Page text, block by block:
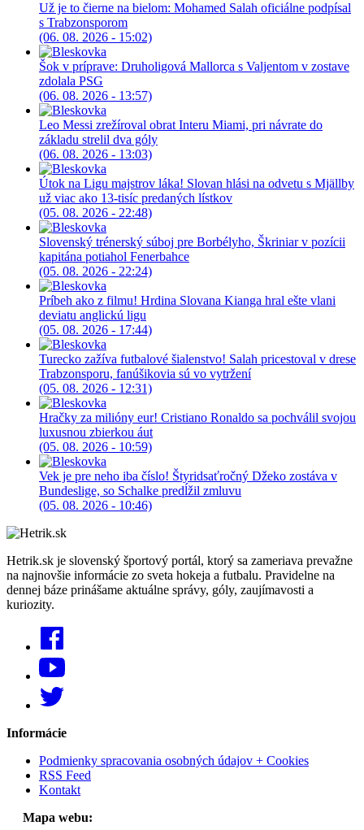
Už je to čierne na bielom: Mohamed Salah oficiálne podpísal
s Trabzonsporom
(06. 08. 2026 - 15:02)
Šok v príprave: Druholigová Mallorca s Valjentom v zostave
zdolala PSG
(06. 08. 2026 - 13:57)
Leo Messi zrežíroval obrat Interu Miami, pri návrate do
základu strelil dva góly
(06. 08. 2026 - 13:03)
Útok na Ligu majstrov láka! Slovan hlási na odvetu s Mjällby
už viac ako 13-tisíc predaných lístkov
(05. 08. 2026 - 22:48)
Slovenský trénerský súboj pre Borbélyho, Škriniar v pozícii
kapitána potiahol Fenerbahce
(05. 08. 2026 - 22:24)
Príbeh ako z filmu! Hrdina Slovana Kianga hral ešte vlani
deviatu anglickú ligu
(05. 08. 2026 - 17:44)
Turecko zažíva futbalové šialenstvo! Salah pricestoval v drese
Trabzonsporu, fanúšikovia sú vo vytržení
(05. 08. 2026 - 12:31)
Hračky za milióny eur! Cristiano Ronaldo sa pochválil svojou
luxusnou zbierkou áut
(05. 08. 2026 - 10:59)
Vek je pre neho iba číslo! Štyridsaťročný Džeko zostáva v
Bundeslige, so Schalke predĺžil zmluvu
(05. 08. 2026 - 10:46)
Hetrik.sk je slovenský športový portál, ktorý sa zameriava prevažne
na najnovšie informácie zo sveta hokeja a futbalu. Pravidelne na
dennej báze prinášame aktuálne správy, góly, zaujímavosti a
kuriozity.
Informácie
Podmienky spracovania osobných údajov + Cookies
RSS Feed
Kontakt
Mapa webu: